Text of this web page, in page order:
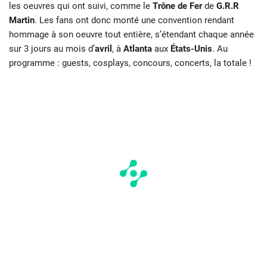
les oeuvres qui ont suivi, comme le Trône de Ferde G.R.R
Martin. Les fans ont donc monté une convention rendant
hommage à son oeuvre tout entière, s’étendant chaque année
sur 3 jours au mois d’avril , à Atlanta aux États-Unis. Au
programme : guests, cosplays, concours, concerts, la totale !